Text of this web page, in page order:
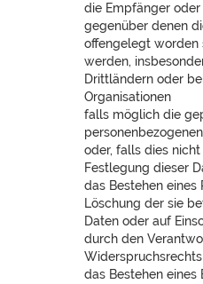
die Empfänger
gegenüber denen
offengelegt worden
werden,
Drittländern oder
Organisationen
falls möglich die
oder, falls dies
Festlegung dieser
das Bestehen
Löschung der sie
Daten oder auf
durch den
das Bestehen